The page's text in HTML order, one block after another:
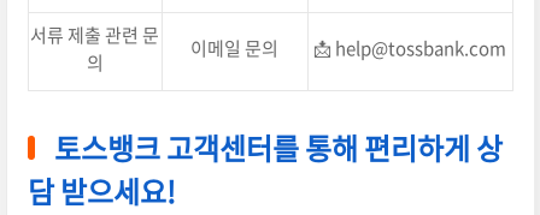
서류 제출 관련 문
의
이메일 문의 📩 help@tossbank.com
토스뱅크 고객센터를 통해 편리하게 상
담 받으세요!